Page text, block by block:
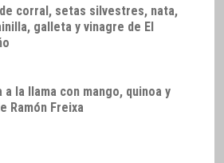
corral, setas silvestres, nata,
galleta y vinagre de El
a la llama con mango, quinoa y
Ramón Freixa